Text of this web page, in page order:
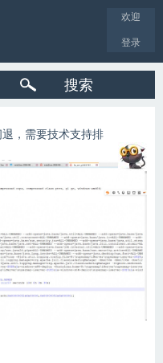
欢迎
登录
搜索
，需要技术支持排